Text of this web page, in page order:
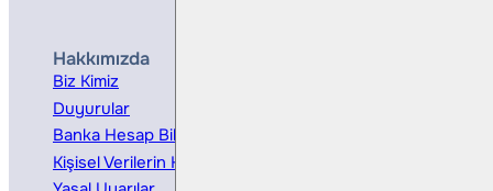
Hakkımızda
Biz Kimiz
Duyurular
Banka Hesap Bilgileri
Kişisel Verilerin Korunması